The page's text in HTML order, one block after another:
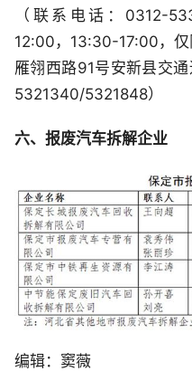
（联系电话：0312-
12:00，13:30-17:00，仅
雁翎西路91号安新县交
5321340/5321848）
六、报废汽车拆解企业
编辑：窦薇